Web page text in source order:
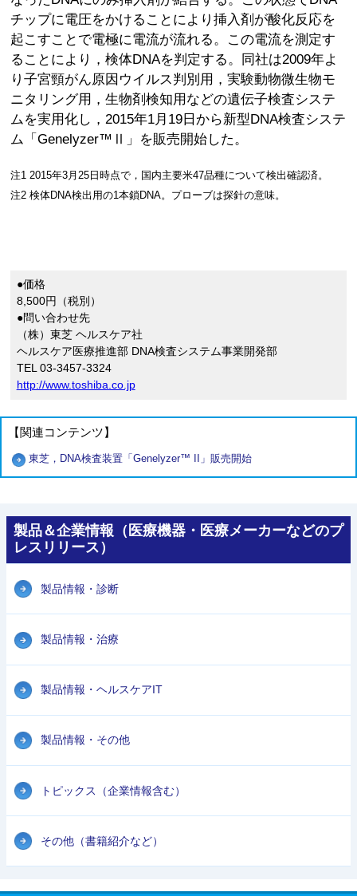
チップに電圧をかけることにより挿入剤が酸化反応を
起こすことで電極に電流が流れる。この電流を測定す
ることにより，検体DNAを判定する。同社は2009年よ
り子宮頸がん原因ウイルス判別用，実験動物微生物モ
ニタリング用，生物剤検知用などの遺伝子検査システ
ムを実用化し，2015年1月19日から新型DNA検査システ
ム「Genelyzer™Ⅱ」を販売開始した。
注1 2015年3月25日時点で，国内主要米47品種について検出確認済。
注2 検体DNA検出用の1本鎖DNA。プローブは探針の意味。
●価格
8,500円（税別）
●問い合わせ先
（株）東芝 ヘルスケア社
ヘルスケア医療推進部 DNA検査システム事業開発部
TEL 03-3457-3324
http://www.toshiba.co.jp
【関連コンテンツ】
東芝，DNA検査装置「Genelyzer™ II」販売開始
製品＆企業情報（医療機器・医療メーカーなどのプ
レスリリース）
製品情報・診断
製品情報・治療
製品情報・ヘルスケアIT
製品情報・その他
トピックス（企業情報含む）
その他（書籍紹介など）